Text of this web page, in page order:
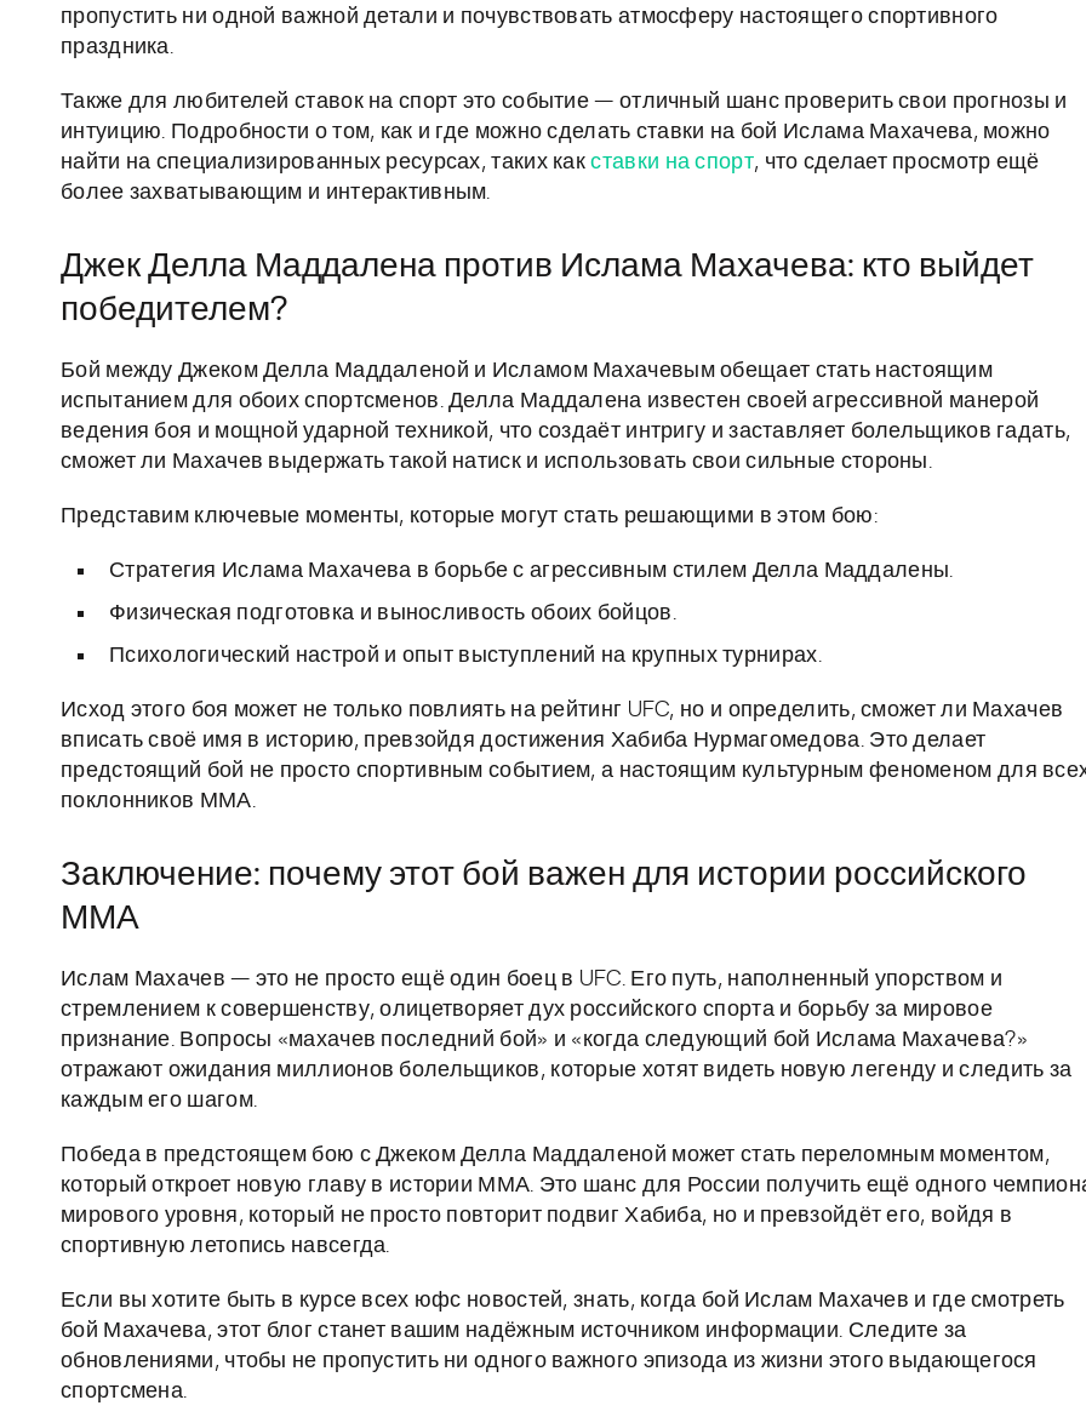
пропустить ни одной важной детали и почувствовать атмосферу настоящего спортивного
праздника.
Также для любителей ставок на спорт это событие — отличный шанс проверить свои прогнозы и
интуицию. Подробности о том, как и где можно сделать ставки на бой Ислама Махачева, можно
найти на специализированных ресурсах, таких какставки на спорт, что сделает просмотр ещё
более захватывающим и интерактивным.
Джек Делла Маддалена против Ислама Махачева: кто выйдет
победителем?
Бой между Джеком Делла Маддаленой и Исламом Махачевым обещает стать настоящим
испытанием для обоих спортсменов. Делла Маддалена известен своей агрессивной манерой
ведения боя и мощной ударной техникой, что создаёт интригу и заставляет болельщиков гадать,
сможет ли Махачев выдержать такой натиск и использовать свои сильные стороны.
Представим ключевые моменты, которые могут стать решающими в этом бою:
Стратегия Ислама Махачева в борьбе с агрессивным стилем Делла Маддалены.
Физическая подготовка и выносливость обоих бойцов.
Психологический настрой и опыт выступлений на крупных турнирах.
Исход этого боя может не только повлиять на рейтинг UFC, но и определить, сможет ли Махачев
вписать своё имя в историю, превзойдя достижения Хабиба Нурмагомедова. Это делает
предстоящий бой не просто спортивным событием, а настоящим культурным феноменом для
поклонников ММА.
Заключение: почему этот бой важен для истории российского
ММА
Ислам Махачев — это не просто ещё один боец в UFC. Его путь, наполненный упорством и
стремлением к совершенству, олицетворяет дух российского спорта и борьбу за мировое
признание. Вопросы «махачев последний бой» и «когда следующий бой Ислама Махачева?»
отражают ожидания миллионов болельщиков, которые хотят видеть новую легенду и следить за
каждым его шагом.
Победа в предстоящем бою с Джеком Делла Маддаленой может стать переломным моментом,
который откроет новую главу в истории ММА. Это шанс для России получить ещё одного
мирового уровня, который не просто повторит подвиг Хабиба, но и превзойдёт его, войдя в
спортивную летопись навсегда.
Если вы хотите быть в курсе всех юфс новостей, знать, когда бой Ислам Махачев и где смотреть
бой Махачева, этот блог станет вашим надёжным источником информации. Следите за
обновлениями, чтобы не пропустить ни одного важного эпизода из жизни этого выдающегося
спортсмена.